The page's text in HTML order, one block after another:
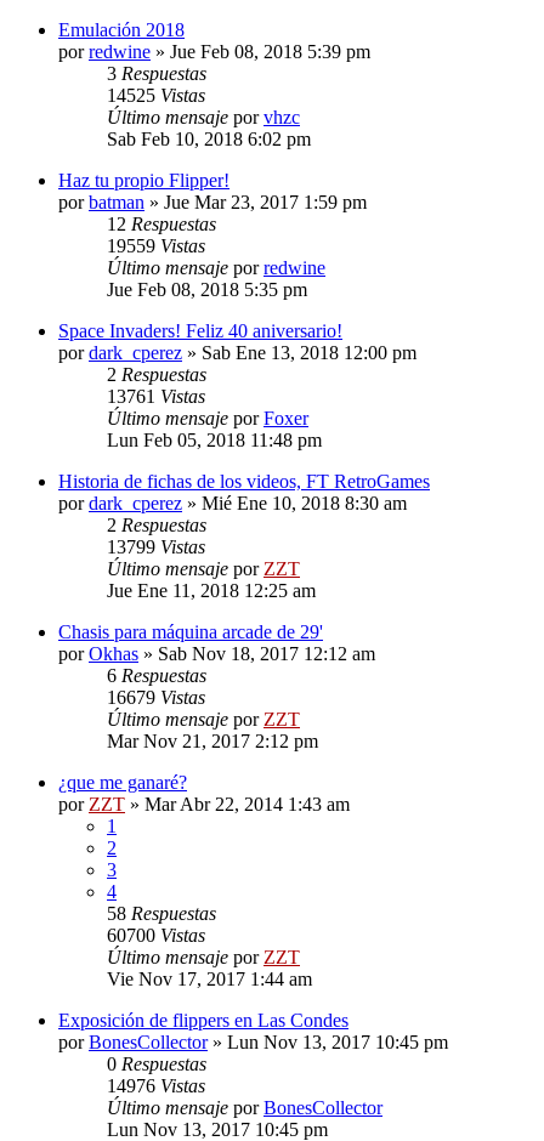
Emulación 2018
porredwine » Jue Feb 08, 2018 5:39 pm
3 Respuestas
14525 Vistas
Último mensaje porvhzc
Sab Feb 10, 2018 6:02 pm
Haz tu propio Flipper!
porbatman » Jue Mar 23, 2017 1:59 pm
12 Respuestas
19559 Vistas
Último mensaje porredwine
Jue Feb 08, 2018 5:35 pm
Space Invaders! Feliz 40 aniversario!
pordark_cperez » Sab Ene 13, 2018 12:00 pm
2 Respuestas
13761 Vistas
Último mensaje porFoxer
Lun Feb 05, 2018 11:48 pm
Historia de fichas de los videos, FT RetroGames
pordark_cperez » Mié Ene 10, 2018 8:30 am
2 Respuestas
13799 Vistas
Último mensaje por ZZT
Jue Ene 11, 2018 12:25 am
Chasis para máquina arcade de 29'
porOkhas » Sab Nov 18, 2017 12:12 am
6 Respuestas
16679 Vistas
Último mensaje por ZZT
Mar Nov 21, 2017 2:12 pm
¿que me ganaré?
por ZZT » Mar Abr 22, 2014 1:43 am
1
2
3
4
58 Respuestas
60700 Vistas
Último mensaje por ZZT
Vie Nov 17, 2017 1:44 am
Exposición de flippers en Las Condes
porBonesCollector» Lun Nov 13, 2017 10:45 pm
0 Respuestas
14976 Vistas
Último mensaje porBonesCollector
Lun Nov 13, 2017 10:45 pm